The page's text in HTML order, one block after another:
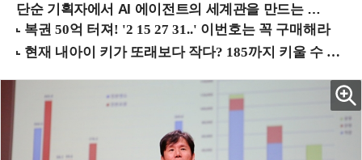
단순 기획자에서 AI 에이전트의 세계관을 만드는 지식 설계자로.. (8/20 강남역)